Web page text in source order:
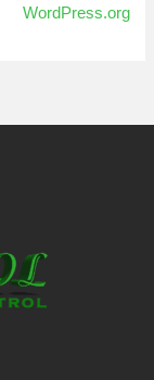
WordPress.org